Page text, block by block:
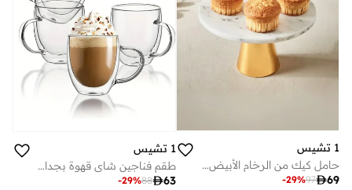
1 تشيس
حامل كيك من الرخام الأبيض بقاعدة ذهبية - متعدد الاستخدامات لعرض الحلويات وصينية تزيين للكيك والعطور والمجوهرات وديكور المنزل
69
97
-29%
1 تشيس
طقم فناجين شاي قهوة بجدار مزدوج بمقبض 250 مل ، 4 قطع
63
88
-29%